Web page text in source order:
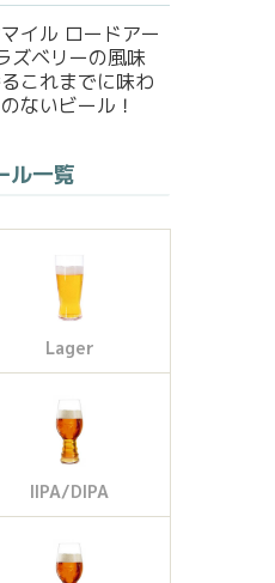
マイル ロードアー
ズベリーの風味
これまでに味わ
ないビール！
ル一覧
Lager
IIPA/DIPA